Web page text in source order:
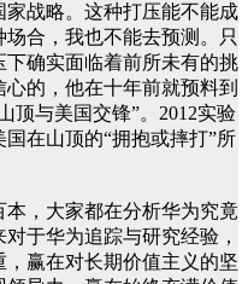
战略。这种打压能不能成
合，我也不能去预测。只
确实面临着前所未有的挑
的，他在十年前就预料到
顶与美国交锋”。2012实验
在山顶的“拥抱或摔打”所
，大家都在分析华为究竟
于华为追踪与研究经验，
赢在对长期价值主义的坚